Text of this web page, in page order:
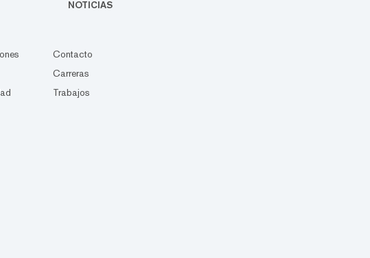
NOTICIAS
Contacto
Carreras
Trabajos